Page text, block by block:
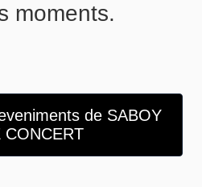
moments.
de SABOY
CONCERT